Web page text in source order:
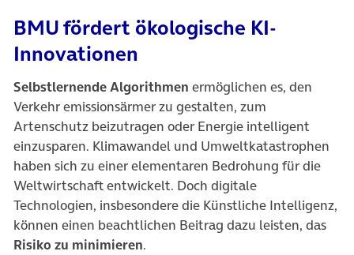
BMU fördert ökologische KI-
Innovationen
Selbstlernende Algorithmen ermöglichen es, den
Verkehr emissionsärmer zu gestalten, zum
Artenschutz beizutragen oder Energie intelligent
einzusparen. Klimawandel und Umweltkatastrophen
haben sich zu einer elementaren Bedrohung für die
Weltwirtschaft entwickelt. Doch digitale
Technologien, insbesondere die Künstliche Intelligenz,
können einen beachtlichen Beitrag dazu leisten, das
Risiko zu minimieren.